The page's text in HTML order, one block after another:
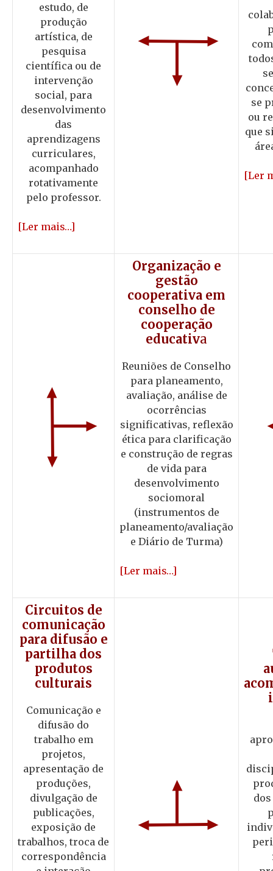
estudo, de
produção
artística, de
pesquisa
científica ou de
intervenção
social, para
desenvolvimento
das
aprendizagens
curriculares,
acompanhado
rotativamente
pelo professor.
[Ler mais…]
se
ou
que
[Ler
Organização e
gestão
cooperativa em
conselho de
cooperação
educativa
Reuniões de Conselho
para planeamento,
avaliação, análise de
ocorrências
significativas, reflexão
ética para clarificação
e construção de regras
de vida para
desenvolvimento
sociomoral
(instrumentos de
planeamento/avaliação
e Diário de Turma)
[Ler mais…]
Circuitos de
comunicação
para difusão e
partilha dos
produtos
culturais
Comunicação e
difusão do
trabalho em
projetos,
apresentação de
produções,
divulgação de
publicações,
exposição de
trabalhos, troca de
correspondência